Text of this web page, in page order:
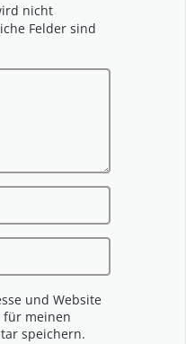
nicht
Felder sind
und Website
für meinen
speichern.